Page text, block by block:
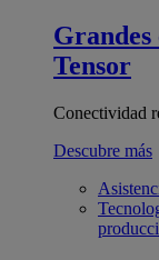
Grandes
Tensor
Conectividad
Descubre más